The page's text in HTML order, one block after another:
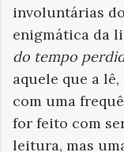
involuntárias
enigmática da
do tempo
aquele que a
com uma
for feito com
leitura, mas